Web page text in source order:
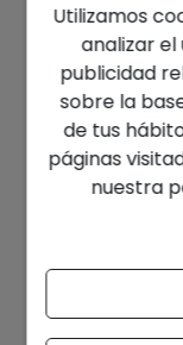
599.000 €
Calle Arago
dormitorios
Palma de
180
Utilizamos
analizar
publicidad
sobre la
de tus
páginas
nuestra